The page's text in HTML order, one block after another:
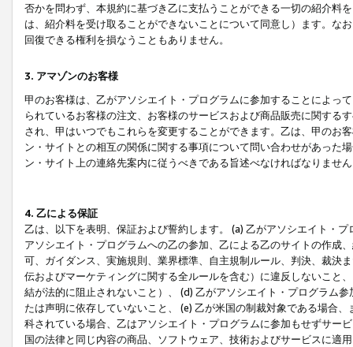
否かを問わず、本規約に基づき乙に支払うことができる一切の紹介料
は、紹介料を受け取ることができないことについて同意し）ます。な
回復できる権利を損なうこともありません。
3. アマゾンのお客様
甲のお客様は、乙がアソシエイト・プログラムに参加することによっ
られているお客様の注文、お客様のサービスおよび商品販売に関する
され、甲はいつでもこれらを変更することができます。乙は、甲のお
ン・サイトとの相互の関係に関する事項について問い合わせがあった
ン・サイト上の連絡先案内に従うべきである旨述べなければなりませ
4. 乙による保証
乙は、以下を表明、保証および誓約します。 (a) 乙がアソシエイト・
アソシエイト・プログラムへの乙の参加、乙による乙のサイトの作成
可、ガイダンス、実施規則、業界標準、自主規制ルール、判決、裁決
伝およびマーケティングに関する全ルールを含む）に違反しないこと
結が法的に阻止されないこと）、 (d) 乙がアソシエイト・プログラム
たは声明に依存していないこと、 (e) 乙が米国の制裁対象である場合
科されている場合、乙はアソシエイト・プログラムに参加もせずサー
国の法律と同じ内容の商品、ソフトウェア、技術およびサービスに適